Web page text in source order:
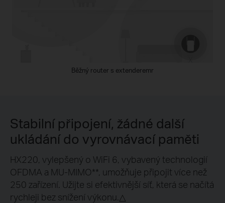
Běžný router s extenderemr
Stabilní připojení, žádné další
ukládání do vyrovnávací paměti
HX220, vylepšený o WiFi 6, vybavený technologií
OFDMA a MU-MIMO**, umožňuje připojit více než
250 zařízení. Užijte si efektivnější síť, která se načítá
rychleji bez snížení výkonu.△